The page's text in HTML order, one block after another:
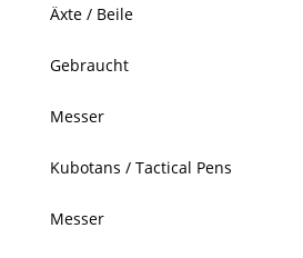
Äxte / Beile
Gebraucht
Messer
Kubotans / Tactical Pens
Messer